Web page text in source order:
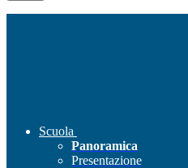
Scuola
Panoramica
Presentazione